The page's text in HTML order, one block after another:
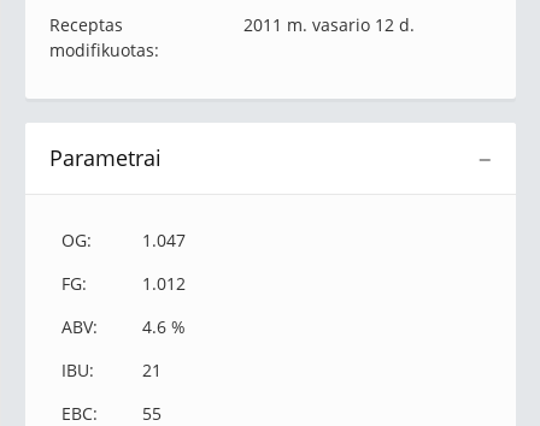
Receptas
modifikuotas:
2011 m. vasario 12 d.
−
Parametrai
OG:
1.047
FG:
1.012
ABV:
4.6 %
IBU:
21
EBC:
55